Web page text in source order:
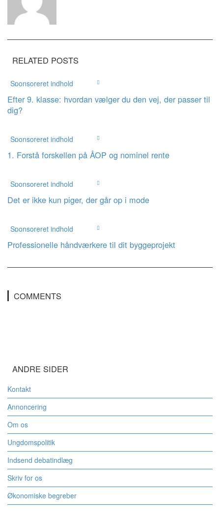
RELATED POSTS
Sponsoreret indhold
Efter 9. klasse: hvordan vælger du den vej, der passer til
dig?
Sponsoreret indhold
1. Forstå forskellen på ÅOP og nominel rente
Sponsoreret indhold
Det er ikke kun piger, der går op i mode
Sponsoreret indhold
Professionelle håndværkere til dit byggeprojekt
COMMENTS
ANDRE SIDER
Kontakt
Annoncering
Om os
Ungdomspolitik
Indsend debatindlæg
Skriv for os
Økonomiske begreber